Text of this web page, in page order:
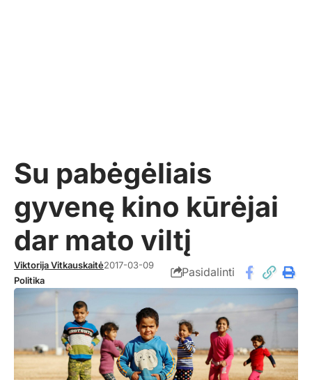
Su pabėgėliais
gyvenę kino kūrėjai
dar mato viltį
Viktorija Vitkauskaitė2017-03-09
Politika
Pasidalinti